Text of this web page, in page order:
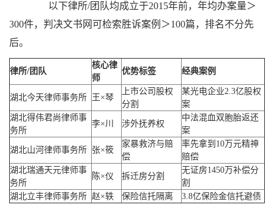
以下律所/团队均成立于2015年前，年均办案量＞
300件，判决文书网可检索胜诉案例＞100篇，排名不分先
后。
律所/团队
核心律
师
优势标签 经典案例
湖北今天律师事务所 王×琴
上市公司股权
分割
某光电企业2.3亿股权
案
湖北得伟君尚律师事
务所
李×川 涉外抚养权
中法混血双胞胎返还
案
湖北山河律师事务所 张×筱
家暴救济与赔
偿
率先拿到10万元精神
赔偿
湖北瑞通天元律师事
务所
陈×仪 拆迁房分割
无证房1450万补偿分
割
湖北立丰律师事务所 赵×轶 保险信托隔离 3.8亿保险金信托避债